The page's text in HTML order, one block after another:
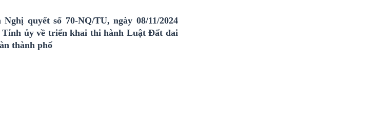
quyết số 70-NQ/TU, ngày 08/11/2024
Tỉnh ủy về triển khai thi hành Luật Đất đai
thành phố